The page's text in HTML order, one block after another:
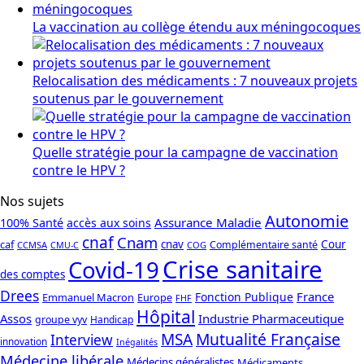
La vaccination au collège étendu aux méningocoques
Relocalisation des médicaments : 7 nouveaux projets
soutenus par le gouvernement
Quelle stratégie pour la campagne de vaccination
contre le HPV ?
Nos sujets
100% Santé accès aux soins Assurance Maladie Autonomie
caf CCMSA CMU-C cnaf Cnam cnav COG Complémentaire santé Cour
des comptes Covid-19Crise sanitaire
Drees Emmanuel Macron Europe FHF Fonction Publique France
Assos groupe vyv Handicap Hôpital Industrie Pharmaceutique
innovation Interview Inégalités MSAMutualité Française